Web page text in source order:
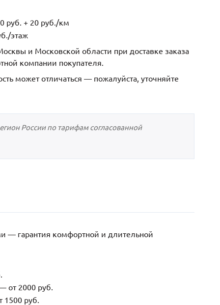
руб. + 20 руб./км
этаж
и Московской области при доставке заказа
компании покупателя.
может отличаться — пожалуйста, уточняйте
России по тарифам согласованной
— гарантия комфортной и длительной
от 2000 руб.
1500 руб.